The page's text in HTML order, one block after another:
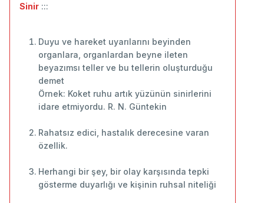
Sinir :::
Duyu ve hareket uyarılarını beyinden
organlara, organlardan beyne ileten
beyazımsı teller ve bu tellerin oluşturduğu
demet
Örnek: Koket ruhu artık yüzünün sinirlerini
idare etmiyordu. R. N. Güntekin
Rahatsız edici, hastalık derecesine varan
özellik.
Herhangi bir şey, bir olay karşısında tepki
gösterme duyarlığı ve kişinin ruhsal niteliği